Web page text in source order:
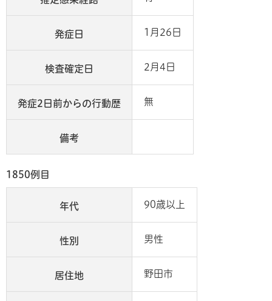
発症日 1月26日
検査確定日 2月4日
発症2日前からの行動歴 無
備考
1850例目
年代 90歳以上
性別 男性
居住地 野田市